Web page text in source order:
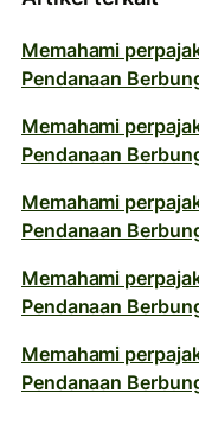
Memahami
Pendanaan
Memahami
Pendanaan
Memahami
Pendanaan
Memahami
Pendanaan
Memahami
Pendanaan